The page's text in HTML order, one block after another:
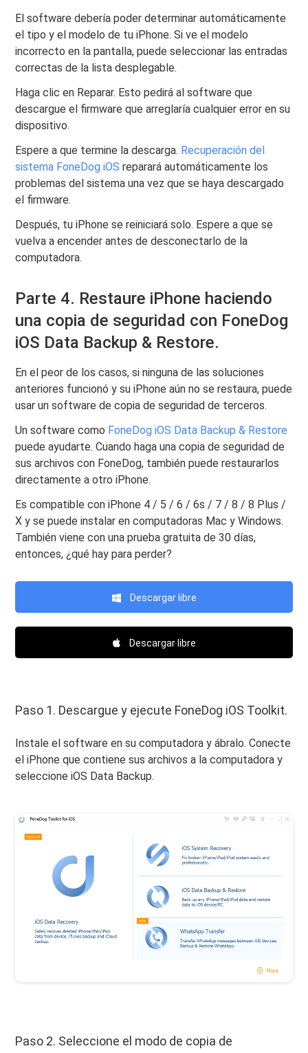
El software debería poder determinar automáticamente
el tipo y el modelo de tu iPhone. Si ve el modelo
incorrecto en la pantalla, puede seleccionar las entradas
correctas de la lista desplegable.
Haga clic en Reparar. Esto pedirá al software que
descargue el firmware que arreglaría cualquier error en su
dispositivo.
Espere a que termine la descarga. Recuperación del
sistema FoneDog iOS reparará automáticamente los
problemas del sistema una vez que se haya descargado
el firmware.
Después, tu iPhone se reiniciará solo. Espere a que se
vuelva a encender antes de desconectarlo de la
computadora.
Parte 4. Restaure iPhone haciendo
una copia de seguridad con FoneDog
iOS Data Backup & Restore.
En el peor de los casos, si ninguna de las soluciones
anteriores funcionó y su iPhone aún no se restaura, puede
usar un software de copia de seguridad de terceros.
Un software como FoneDog iOS Data Backup & Restore
puede ayudarte. Cuando haga una copia de seguridad de
sus archivos con FoneDog, también puede restaurarlos
directamente a otro iPhone.
Es compatible con iPhone 4 / 5 / 6 / 6s / 7 / 8 / 8 Plus /
X y se puede instalar en computadoras Mac y Windows.
También viene con una prueba gratuita de 30 días,
entonces, ¿qué hay para perder?
Descargar libre
Descargar libre
Paso 1. Descargue y ejecute FoneDog iOS Toolkit.
Instale el software en su computadora y ábralo. Conecte
el iPhone que contiene sus archivos a la computadora y
seleccione iOS Data Backup.
Paso 2. Seleccione el modo de copia de